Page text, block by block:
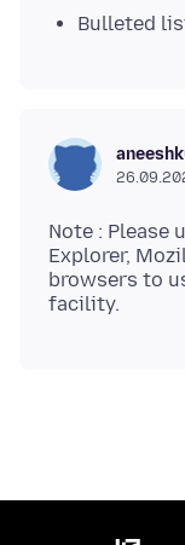
Bulleted
Note : Please
Explorer,
browsers to